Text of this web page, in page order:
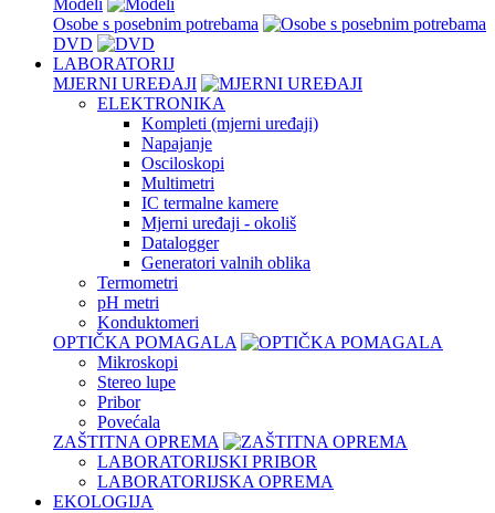
Modeli
Osobe s posebnim potrebama
DVD
LABORATORIJ
MJERNI UREĐAJI
ELEKTRONIKA
Kompleti (mjerni uređaji)
Napajanje
Osciloskopi
Multimetri
IC termalne kamere
Mjerni uređaji - okoliš
Datalogger
Generatori valnih oblika
Termometri
pH metri
Konduktomeri
OPTIČKA POMAGALA
Mikroskopi
Stereo lupe
Pribor
Povećala
ZAŠTITNA OPREMA
LABORATORIJSKI PRIBOR
LABORATORIJSKA OPREMA
EKOLOGIJA